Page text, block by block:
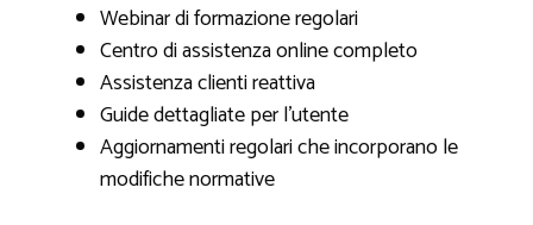
Webinar di formazione regolari
Centro di assistenza online completo
Assistenza clienti reattiva
Guide dettagliate per l’utente
Aggiornamenti regolari che incorporano le
modifiche normative